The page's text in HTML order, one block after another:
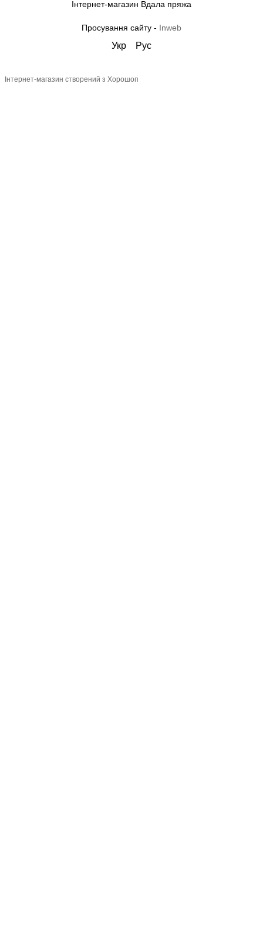
Інтернет-магазин Вдала пряжа
Просування сайту - Inweb
Укр Рус
Інтернет-магазин створений з Хорошоп